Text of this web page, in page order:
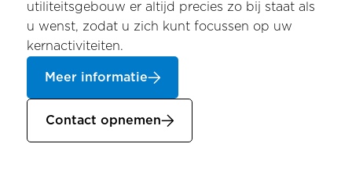
utiliteitsgebouw er altijd precies zo bij staat als
u wenst, zodat u zich kunt focussen op uw
kernactiviteiten.
Meer informatie
Contact opnemen